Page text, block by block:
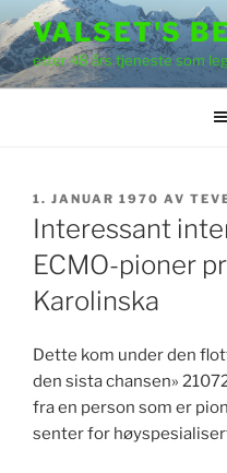
til
innhold
VALSET'S
etter 48 års tjeneste som
PUBLISERT
1. JANUAR 1970 AV
Interessant
ECMO-pioner
Karolinska
Dette kom under den
den sista chansen»
fra en person som er
senter for